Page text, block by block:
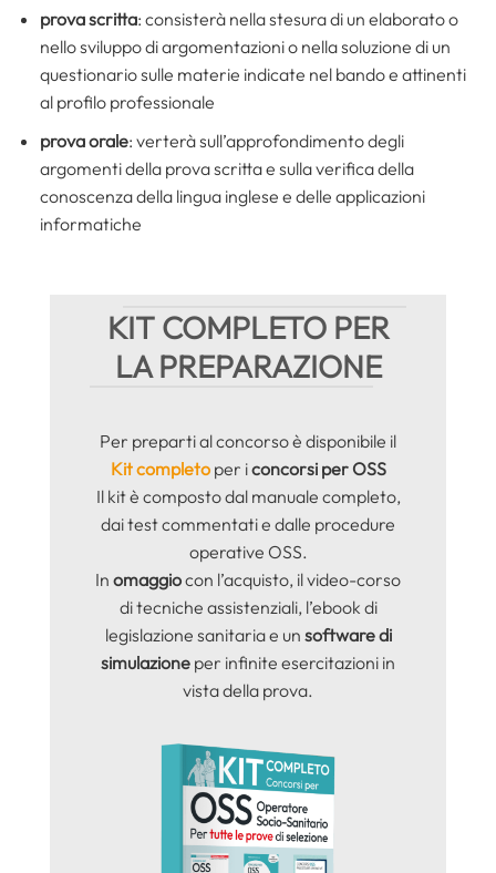
prova scritta: consisterà nella stesura di un elaborato o
nello sviluppo di argomentazioni o nella soluzione di un
questionario sulle materie indicate nel bando e attinenti
al profilo professionale
prova orale: verterà sull’approfondimento degli
argomenti della prova scritta e sulla verifica della
conoscenza della lingua inglese e delle applicazioni
informatiche
KIT COMPLETO PER
LA PREPARAZIONE
Per preparti al concorso è disponibile il
Kit completoper iconcorsi per OSS
Il kit è composto dal manuale completo,
dai test commentati e dalle procedure
operative OSS.
In omaggiocon l’acquisto, il video-corso
di tecniche assistenziali, l’ebook di
legislazione sanitaria e un software di
simulazione per infinite esercitazioni in
vista della prova.